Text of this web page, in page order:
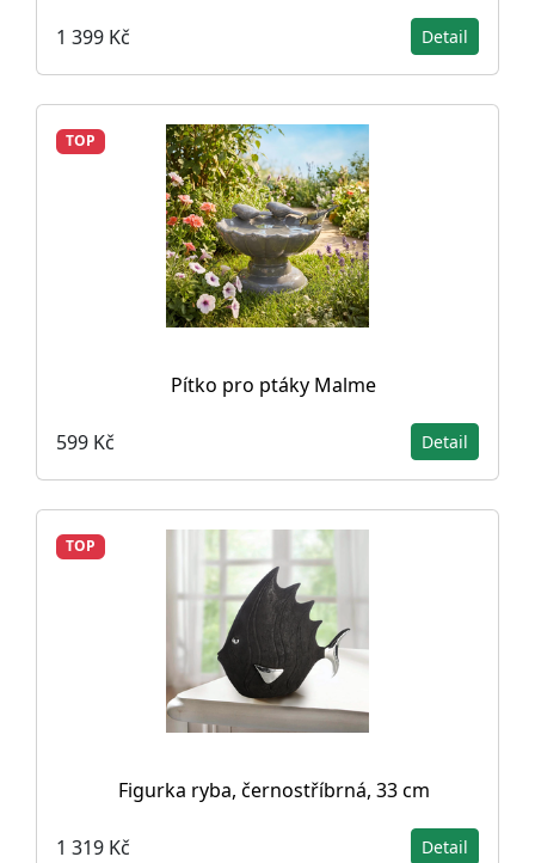
1 399 Kč Detail
TOP
Pítko pro ptáky Malme
599 Kč Detail
TOP
Figurka ryba, černostříbrná, 33 cm
1 319 Kč Detail